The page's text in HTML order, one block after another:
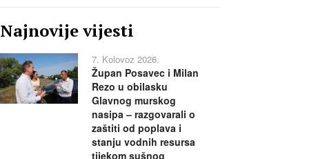
Najnovije vijesti
7. Kolovoz 2026.
Župan Posavec i Milan
Rezo u obilasku
Glavnog murskog
nasipa – razgovarali o
zaštiti od poplava i
stanju vodnih resursa
tijekom sušnog